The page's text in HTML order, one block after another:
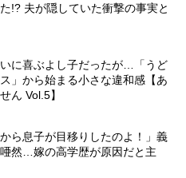
!? 夫が隠していた衝撃の事実と
に喜ぶよし子だったが…「うど
」から始まる小さな違和感【あ
ん Vol.5】
から息子が目移りしたのよ！」義
然…嫁の高学歴が原因だと主